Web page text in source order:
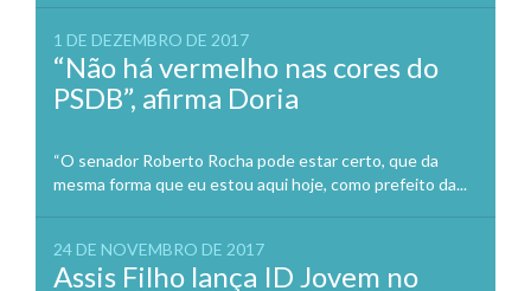
1 DE DEZEMBRO DE 2017
“Não há vermelho nas cores do
PSDB”, afirma Doria
“O senador Roberto Rocha pode estar certo, que da
mesma forma que eu estou aqui hoje, como prefeito da...
24 DE NOVEMBRO DE 2017
Assis Filho lança ID Jovem no